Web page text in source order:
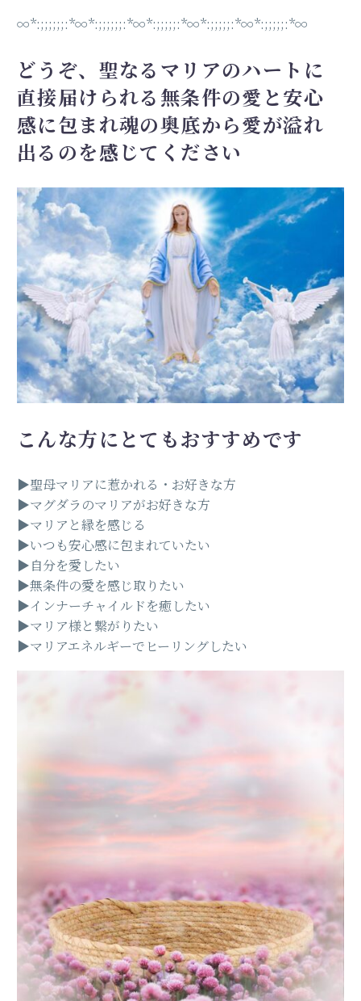
∞︎*:;;;;;;:*∞︎*:;;;;;;:*∞︎*:;;;;;:*∞︎*:;;;;;:*∞︎*:;;;;;:*∞︎
どうぞ、 聖なるマリアのハートに
直接届けられる無条件の愛と安心
感に包まれ魂の奥底から愛が溢れ
出るのを感じてください
こんな方にとてもおすすめです
▶︎聖母マリアに惹かれる・お好きな方
▶︎マグダラのマリアがお好きな方
▶︎マリアと縁を感じる
▶︎いつも安心感に包まれていたい
▶︎自分を愛したい
▶︎無条件の愛を感じ取りたい
▶︎インナーチャイルドを癒したい
▶︎マリア様と繋がりたい
▶︎マリアエネルギーでヒーリングしたい